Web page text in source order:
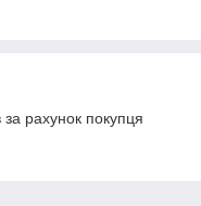
рахунок покупця